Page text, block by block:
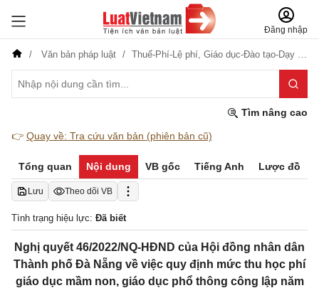
Đăng nhập
Văn bản pháp luật Thuế-Phí-Lệ phí, Giáo dục-Đào tạo-Dạy nghề
Tìm nâng cao
👉 Quay về: Tra cứu văn bản (phiên bản cũ)
Tổng quan Nội dung VB gốc Tiếng Anh Lược đồ
Lưu Theo dõi VB
Tình trạng hiệu lực: Đã biết
Nghị quyết 46/2022/NQ-HĐND của Hội đồng nhân dân
Thành phố Đà Nẵng về việc quy định mức thu học phí
giáo dục mầm non, giáo dục phổ thông công lập năm